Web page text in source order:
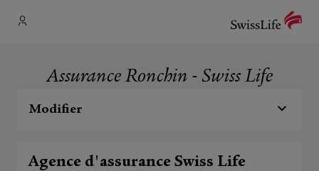
Assurance Ronchin - Swiss Life
Modifier
Agence d'assurance Swiss Life